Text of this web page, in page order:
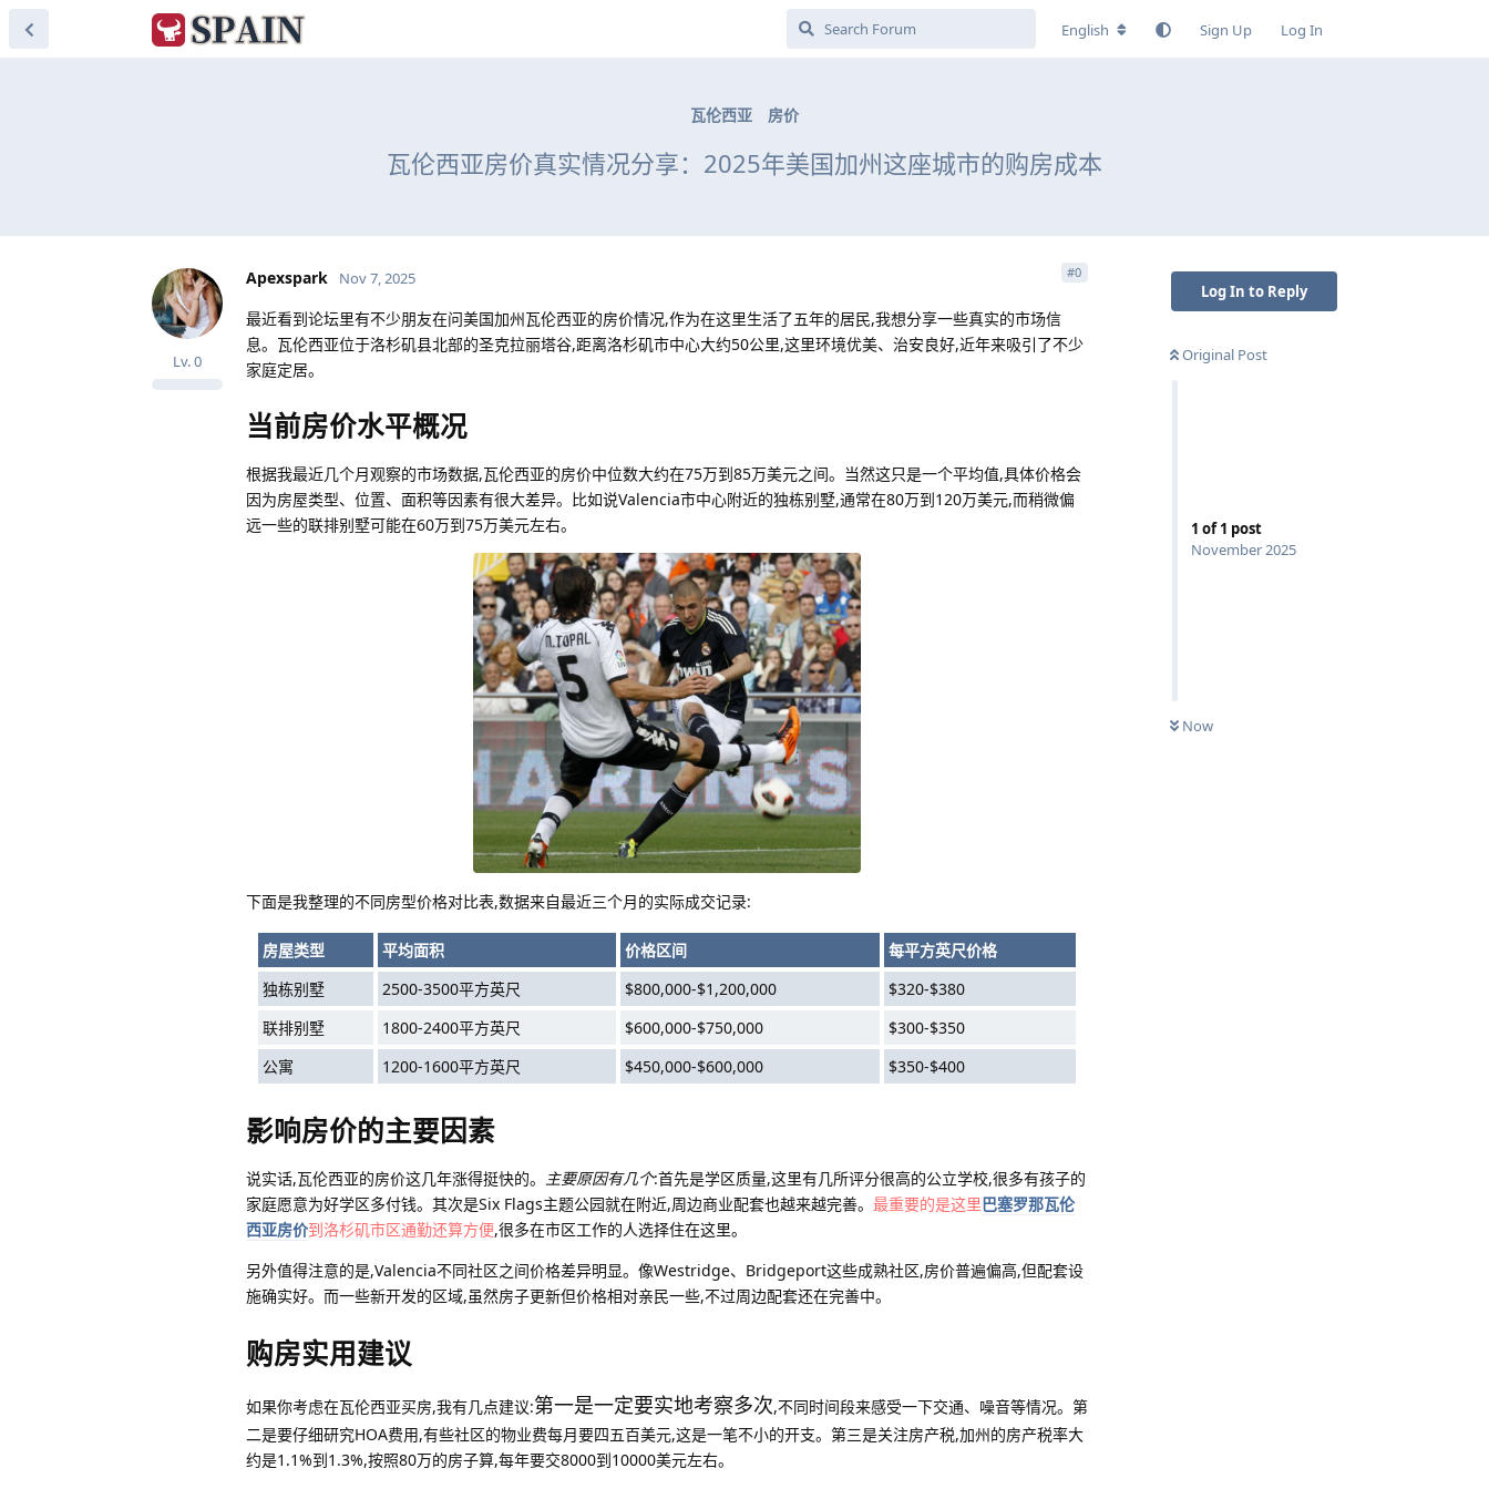
English Sign Up Log In
瓦伦西亚 房价
瓦伦西亚房价真实情况分享：2025年美国加州这座城市的购房成本
Log In to Reply
Original Post
1 of1 post
November 2025
Now
Apexspark
Lv.0
Nov 7, 2025 #0
最近看到论坛里有不少朋友在问美国加州瓦伦西亚的房价情况,作为在这里生活了五年的居民,我想分享一些真实的市场信
息。瓦伦西亚位于洛杉矶县北部的圣克拉丽塔谷,距离洛杉矶市中心大约50公里,这里环境优美、治安良好,近年来吸引了不少
家庭定居。
当前房价水平概况
根据我最近几个月观察的市场数据,瓦伦西亚的房价中位数大约在75万到85万美元之间。当然这只是一个平均值,具体价格会
因为房屋类型、位置、面积等因素有很大差异。比如说Valencia市中心附近的独栋别墅,通常在80万到120万美元,而稍微偏
远一些的联排别墅可能在60万到75万美元左右。
下面是我整理的不同房型价格对比表,数据来自最近三个月的实际成交记录:
房屋类型 平均面积 价格区间
每平方英尺价格
独栋别墅
2500-3500平方英尺 $800,000-$1,200,000
$320-$380
联排别墅
1800-2400平方英尺 $600,000-$750,000
$300-$350
公寓
1200-1600平方英尺 $450,000-$600,000 $350-$400
影响房价的主要因素
说实话,瓦伦西亚的房价这几年涨得挺快的。 主要原因有几个:首先是学区质量,这里有几所评分很高的公立学校,很多有孩子的
家庭愿意为好学区多付钱。其次是Six Flags主题公园就在附近,周边商业配套也越来越完善。 最重要的是这里巴塞罗那瓦伦
西亚房价到洛杉矶市区通勤还算方便,很多在市区工作的人选择住在这里。
另外值得注意的是,Valencia不同社区之间价格差异明显。像Westridge、Bridgeport这些成熟社区,房价普遍偏高,但配套设
施确实好。而一些新开发的区域,虽然房子更新但价格相对亲民一些,不过周边配套还在完善中。
购房实用建议
如果你考虑在瓦伦西亚买房,我有几点建议:第一是一定要实地考察多次,不同时间段来感受一下交通、噪音等情况。第
二是要仔细研究HOA费用,有些社区的物业费每月要四五百美元,这是一笔不小的开支。第三是关注房产税,加州的房产税率大
约是1.1%到1.3%,按照80万的房子算,每年要交8000到10000美元左右。